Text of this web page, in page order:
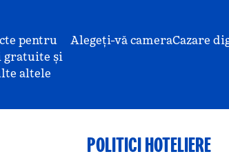
pentru
gratuite și
altele
Alegeți-vă cameraCazare
POLITICI HOTELIERE